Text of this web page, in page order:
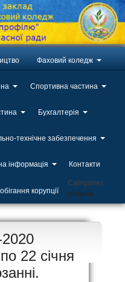
Фаховий коледж
Спортивна частина
Бухгалтерія
технічне забезпечення
інформація Контакти
корупції
Categories
Новини
2020
22 січня